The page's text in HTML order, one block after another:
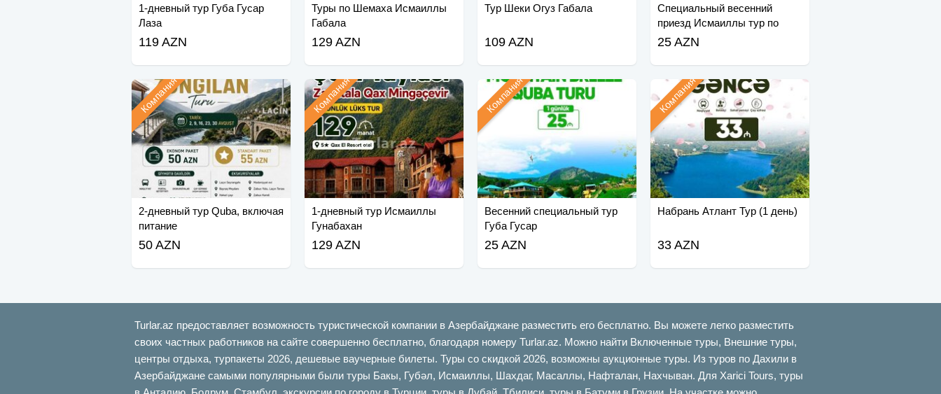
1-дневный тур Губа Гусар
Лаза
119 AZN
Туры по Шемаха Исмаиллы
Габала
129 AZN
Тур Шеки Огуз Габала
109 AZN
Специальный весенний
приезд Исмаиллы тур по
Лагичу
25 AZN
2-дневный тур Quba, включая
питание
Компания
50 AZN
1-дневный тур Исмаиллы
Гунабахан
Компания
129 AZN
Весенний специальный тур
Губа Гусар
Компания
25 AZN
Набрань Атлант Тур (1 день)
Компания
33 AZN
Turlar.az предоставляет возможность туристической компании в Азербайджане разместить его бесплатно. Вы можете легко разместить
своих частных работников на сайте совершенно бесплатно, благодаря номеру Turlar.az. Можно найти Включенные туры, Внешние туры,
центры отдыха, турпакеты 2026, дешевые ваучерные билеты. Туры со скидкой 2026, возможны аукционные туры. Из туров по Дахили в
Азербайджане самыми популярными были туры Бакы, Губəл, Исмаиллы, Шахдаг, Масаллы, Нафталан, Нахчыван. Для Xarici Tours, туры